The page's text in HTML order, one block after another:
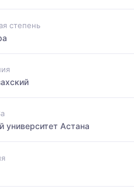
степень
университет Астана